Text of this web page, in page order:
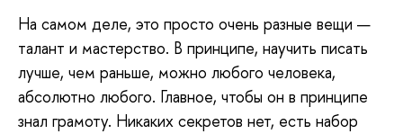
На самом деле, это просто очень разные вещи —
талант и мастерство. В принципе, научить писать
лучше, чем раньше, можно любого человека,
абсолютно любого. Главное, чтобы он в принципе
знал грамоту. Никаких секретов нет, есть набор